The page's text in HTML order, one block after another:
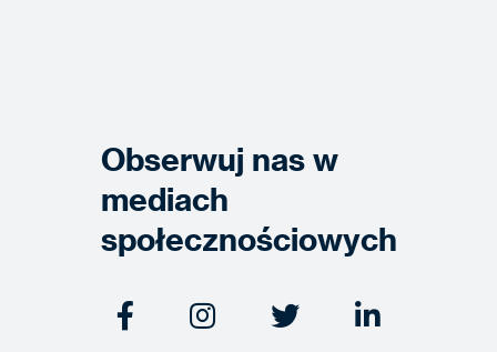
Obserwuj nas w
mediach
społecznościowych
   